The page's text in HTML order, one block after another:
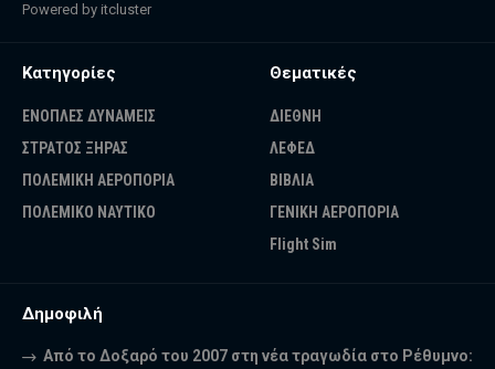
Powered by itcluster
Κατηγορίες
ΕΝΟΠΛΕΣ ΔΥΝΑΜΕΙΣ
ΣΤΡΑΤΟΣ ΞΗΡΑΣ
ΠΟΛΕΜΙΚΗ ΑΕΡΟΠΟΡΙΑ
ΠΟΛΕΜΙΚΟ ΝΑΥΤΙΚΟ
Θεματικές
ΔΙΕΘΝΗ
ΛΕΦΕΔ
ΒΙΒΛΙΑ
ΓΕΝΙΚΗ ΑΕΡΟΠΟΡΙΑ
Flight Sim
Δημοφιλή
Από το Δοξαρό του 2007 στη νέα τραγωδία στο Ρέθυμνο: